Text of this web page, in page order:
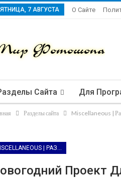
7 АВГУСТА О Сайте
Сайта Для
Разделы сайта Miscellaneous |
Проект